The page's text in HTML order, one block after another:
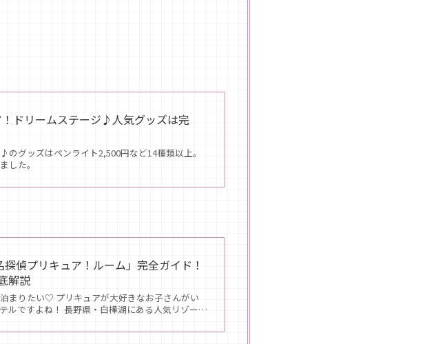
！ドリームステージ♪人気グッズは完
グッズはペンライト2,500円など14種類以上。
した。
偵プリキュア！ルーム」完全ガイド！
解説
まりたい♡ プリキュアが大好きなお子さんがい
ルですよね！ 長野県・白樺湖にある人気リゾー…